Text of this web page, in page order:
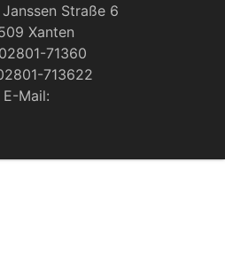
Straße 6
Xanten
71360
713622
E-Mail: